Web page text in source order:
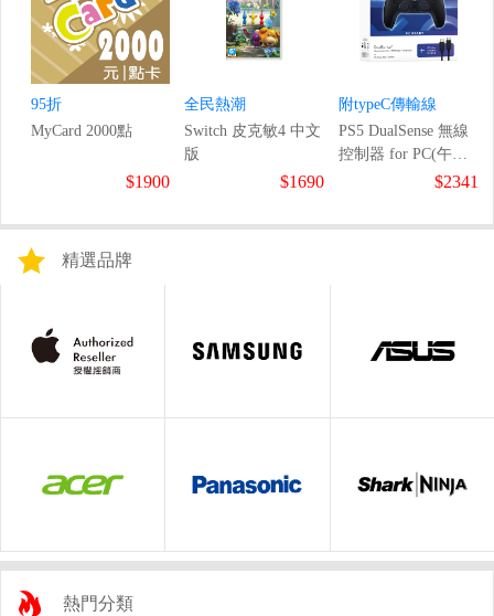
95折
MyCard 2000點
$1900
全民熱潮
Switch 皮克敏4 中文
版
$1690
附typeC傳輸線
PS5 DualSense 無線
控制器 for PC(午夜
$2341
精選品牌
熱門分類